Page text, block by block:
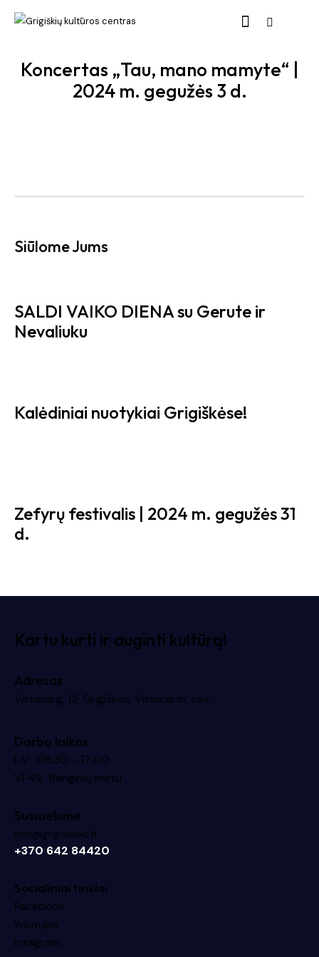
Koncertas „Tau, mano mamyte“ |
2024 m. gegužės 3 d.
Siūlome Jums
SALDI VAIKO DIENA su Gerute ir
Nevaliuku
Kalėdiniai nuotykiai Grigiškėse!
Zefyrų festivalis | 2024 m. gegužės 31
d.
Kartu kurti ir auginti kultūrą!
Adresas
Vilniaus g. 12, Grigiškės, Vilniaus m. sav.
Darbo laikas
I-V: 08:30 – 17:00
VI-VII: Renginių metu
Susisiekime
info@grigiskiukc.lt
+370 642 84420
Socialiniai tinklai
Facebook
Youtube
Intagram